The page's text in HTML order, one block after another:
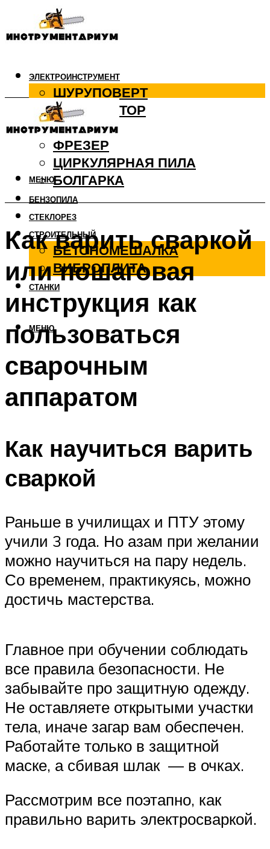
ЭЛЕКТРОИНСТРУМЕНТ
ШУРУПОВЕРТ
ПЕРФОРАТОР
ДРЕЛЬ
ФРЕЗЕР
ЦИРКУЛЯРНАЯ ПИЛА
БОЛГАРКА
БЕНЗОПИЛА
СТЕКЛОРЕЗ
СТРОИТЕЛЬНЫЙ
БЕТОНОМЕШАЛКА
ВИБРОПЛИТА
СТАНКИ
МЕНЮ
МЕНЮ
Как варить сваркой
или пошаговая
инструкция как
пользоваться
сварочным
аппаратом
Как научиться варить
сваркой
Раньше в училищах и ПТУ этому
учили 3 года. Но азам при желании
можно научиться на пару недель.
Со временем, практикуясь, можно
достичь мастерства.
Главное при обучении соблюдать
все правила безопасности. Не
забывайте про защитную одежду.
Не оставляете открытыми участки
тела, иначе загар вам обеспечен.
Работайте только в защитной
маске, а сбивая шлак — в очках.
Рассмотрим все поэтапно, как
правильно варить электросваркой.